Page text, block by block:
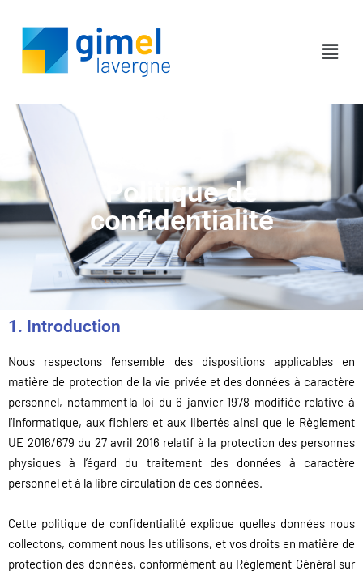
Politique de
confidentialité
1. Introduction
Nous respectons l’ensemble des dispositions applicables en
matière de protection de la vie privée et des données à caractère
personnel, notamment la loi du 6 janvier 1978 modifiée relative à
l’informatique, aux fichiers et aux libertés ainsi que le Règlement
UE 2016/679 du 27 avril 2016 relatif à la protection des personnes
physiques à l’égard du traitement des données à caractère
personnel et à la libre circulation de ces données.
Cette politique de confidentialité explique quelles données nous
collectons, comment nous les utilisons, et vos droits en matière de
protection des données, conformément au Règlement Général sur